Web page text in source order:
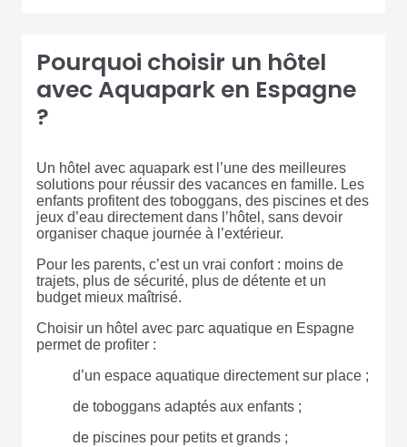
Pourquoi choisir un hôtel
avec Aquapark en Espagne
?
Un hôtel avec aquapark est l’une des meilleures
solutions pour réussir des vacances en famille. Les
enfants profitent des toboggans, des piscines et des
jeux d’eau directement dans l’hôtel, sans devoir
organiser chaque journée à l’extérieur.
Pour les parents, c’est un vrai confort : moins de
trajets, plus de sécurité, plus de détente et un
budget mieux maîtrisé.
Choisir un hôtel avec parc aquatique en Espagne
permet de profiter :
d’un espace aquatique directement sur place ;
de toboggans adaptés aux enfants ;
de piscines pour petits et grands ;